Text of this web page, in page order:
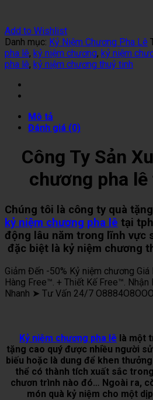
Add to Wishlist
Danh mục: Kỷ Niệm Chương Pha Lê
pha lê, kỷ niệm chương, kỷ niệm
pha lê, kỷ niệm chương thuỷ tinh
Mô tả
Đánh giá (0)
Công Ty Sản
chương pha
Chúng tôi là công ty quà
kỷ niệm chương pha lê tại
động lâu năm trong lĩnh vực
đặc biệt là kỷ niệm chương
Giảm Đến -50% Kỷ niệm chương Giá
Hàng Free™. + Thiết Kế Free™.
Nhanh ➤ Tư Vấn 24/7
Kỷ niệm chương pha lê là một
tặng cao quý được nhiều người
biếu hoặc là dung để khen
thể có thành tích xuất sắc
chươn trình nào đó… Ngoài ra,
món quà kỷ niệm cho một